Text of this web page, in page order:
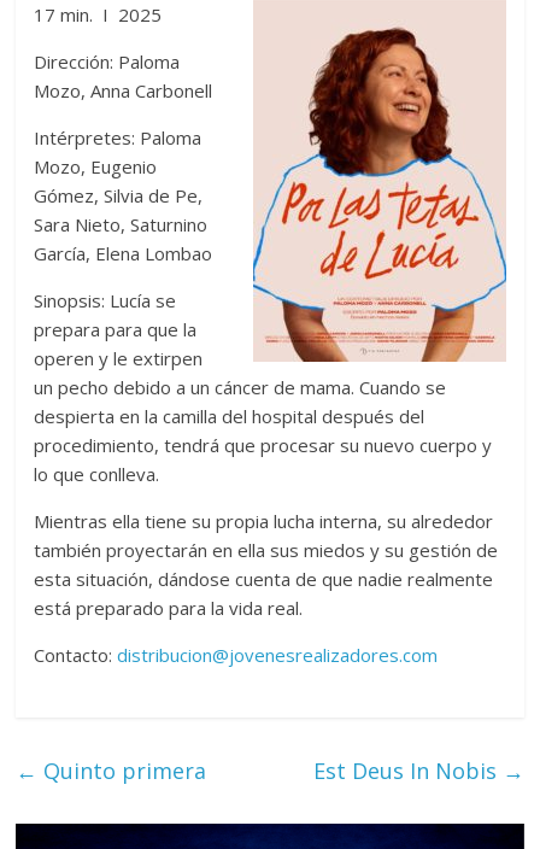
17 min. I 2025
Dirección: Paloma
Mozo, Anna Carbonell
Intérpretes: Paloma
Mozo, Eugenio
Gómez, Silvia de Pe,
Sara Nieto, Saturnino
García, Elena Lombao
Sinopsis: Lucía se
prepara para que la
operen y le extirpen
un pecho debido a un cáncer de mama. Cuando se
despierta en la camilla del hospital después del
procedimiento, tendrá que procesar su nuevo cuerpo y
lo que conlleva.
Mientras ella tiene su propia lucha interna, su alrededor
también proyectarán en ella sus miedos y su gestión de
esta situación, dándose cuenta de que nadie realmente
está preparado para la vida real.
Contacto:distribucion@jovenesrealizadores.com
← Quinto primera Est Deus In Nobis →